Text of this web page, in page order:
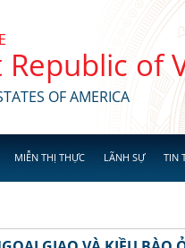
Republic of
OF AMERICA
MIỄN THỊ THỰC LÃNH SỰ TIN